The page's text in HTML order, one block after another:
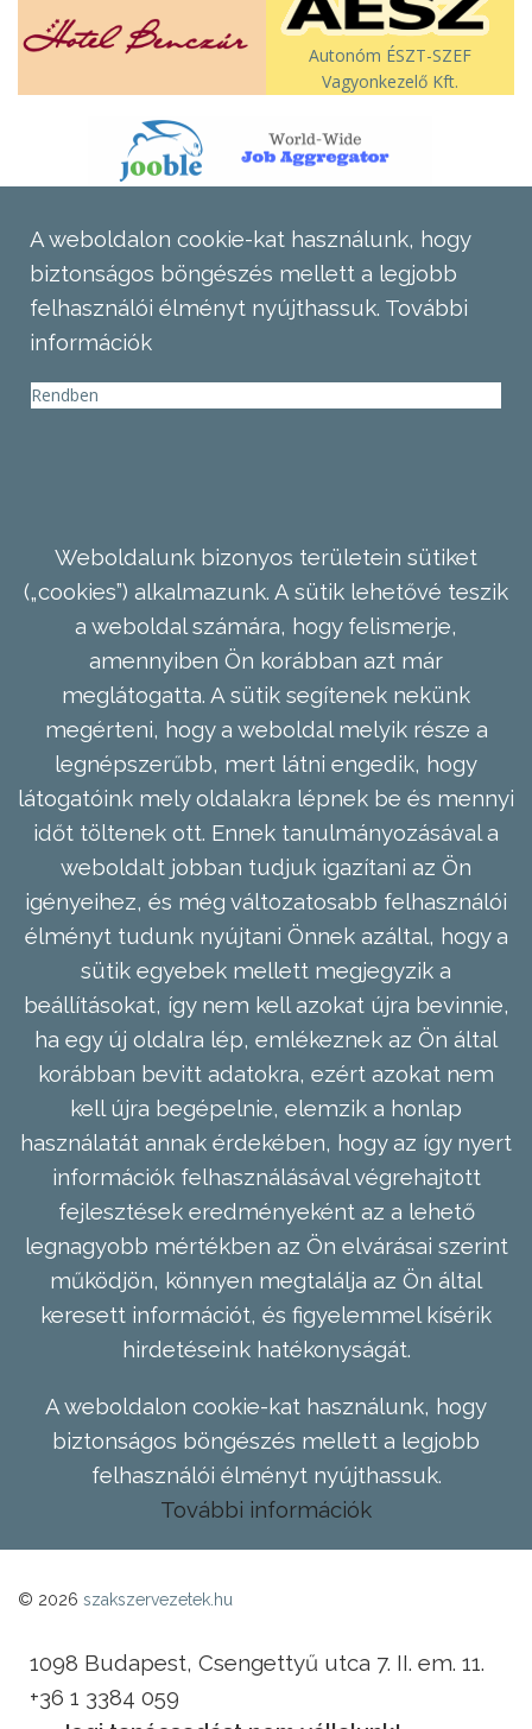
Autonóm ÉSZT-SZEF
Vagyonkezelő Kft.
A weboldalon cookie-kat használunk, hogy
biztonságos böngészés mellett a legjobb
felhasználói élményt nyújthassuk. További
információk
Rendben
Weboldalunk bizonyos területein sütiket
(„cookies”) alkalmazunk. A sütik lehetővé teszik
a weboldal számára, hogy felismerje,
amennyiben Ön korábban azt már
meglátogatta. A sütik segítenek nekünk
megérteni, hogy a weboldal melyik része a
legnépszerűbb, mert látni engedik, hogy
látogatóink mely oldalakra lépnek be és mennyi
időt töltenek ott. Ennek tanulmányozásával a
weboldalt jobban tudjuk igazítani az Ön
igényeihez, és még változatosabb felhasználói
élményt tudunk nyújtani Önnek azáltal, hogy a
sütik egyebek mellett megjegyzik a
beállításokat, így nem kell azokat újra bevinnie,
ha egy új oldalra lép, emlékeznek az Ön által
korábban bevitt adatokra, ezért azokat nem
kell újra begépelnie, elemzik a honlap
használatát annak érdekében, hogy az így nyert
információk felhasználásával végrehajtott
fejlesztések eredményeként az a lehető
legnagyobb mértékben az Ön elvárásai szerint
működjön, könnyen megtalálja az Ön által
keresett információt, és figyelemmel kísérik
hirdetéseink hatékonyságát.
A weboldalon cookie-kat használunk, hogy
biztonságos böngészés mellett a legjobb
felhasználói élményt nyújthassuk.
További információk
© 2026 szakszervezetek.hu
1098 Budapest, Csengettyű utca 7. II. em. 11.
+36 1 3384 059